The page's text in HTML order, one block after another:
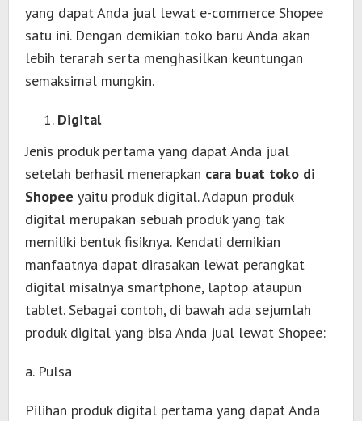
yang dapat Anda jual lewat e-commerce Shopee
satu ini. Dengan demikian toko baru Anda akan
lebih terarah serta menghasilkan keuntungan
semaksimal mungkin.
Digital
Jenis produk pertama yang dapat Anda jual
setelah berhasil menerapkan cara buat toko di
Shopee yaitu produk digital. Adapun produk
digital merupakan sebuah produk yang tak
memiliki bentuk fisiknya. Kendati demikian
manfaatnya dapat dirasakan lewat perangkat
digital misalnya smartphone, laptop ataupun
tablet. Sebagai contoh, di bawah ada sejumlah
produk digital yang bisa Anda jual lewat Shopee:
a. Pulsa
Pilihan produk digital pertama yang dapat Anda